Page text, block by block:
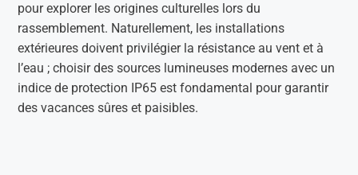
pour explorer les origines culturelles lors du
rassemblement. Naturellement, les installations
extérieures doivent privilégier la résistance au vent et à
l’eau ; choisir des sources lumineuses modernes avec un
indice de protection IP65 est fondamental pour garantir
des vacances sûres et paisibles.